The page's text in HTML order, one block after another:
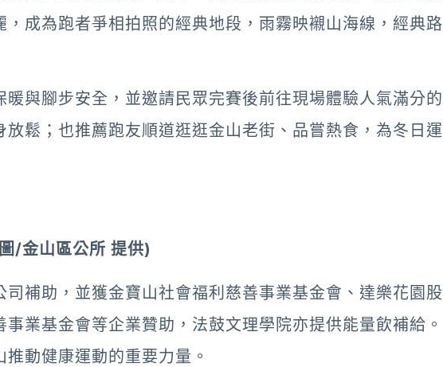
成為跑者爭相拍照的經典地段，雨霧映襯山海線，經典路
與腳步安全，並邀請民眾完賽後前往現場體驗人氣滿分的
放鬆；也推薦跑友順道逛逛金山老街、品嘗熱食，為冬日運
/金山區公所 提供)
補助，並獲金寶山社會福利慈善事業基金會、達樂花園股
業基金會等企業贊助，法鼓文理學院亦提供能量飲補給。
動健康運動的重要力量。